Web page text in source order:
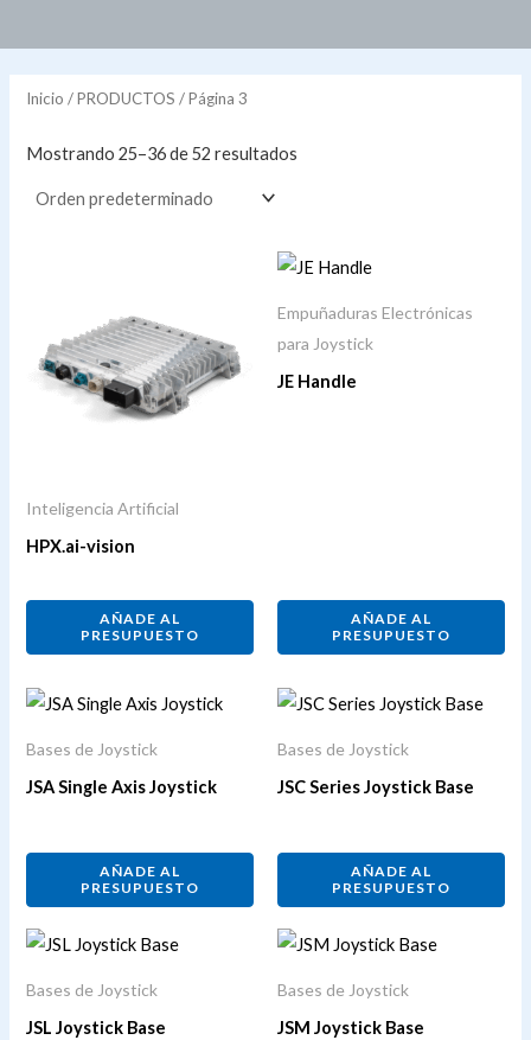
Inicio /PRODUCTOS / Página 3
Mostrando 25–36 de 52 resultados
Inteligencia Artificial
HPX.ai-vision
AÑADE AL
PRESUPUESTO
Empuñaduras Electrónicas
para Joystick
JE Handle
AÑADE AL
PRESUPUESTO
Bases de Joystick
JSA Single Axis Joystick
AÑADE AL
PRESUPUESTO
Bases de Joystick
JSC Series Joystick Base
AÑADE AL
PRESUPUESTO
Bases de Joystick
JSL Joystick Base
Bases de Joystick
JSM Joystick Base